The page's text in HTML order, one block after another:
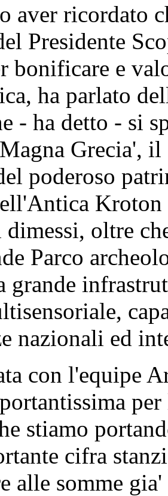
aver ricordato
Presidente
bonificare e
ha parlato
- ha detto - si
Grecia',
poderoso
oltre
Parco
grande
nazionali ed
con l'equipe
stiamo
cifra
alle somme